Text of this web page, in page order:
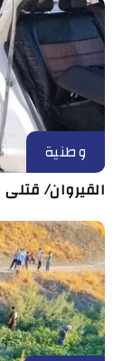
وطنية
القيروان/